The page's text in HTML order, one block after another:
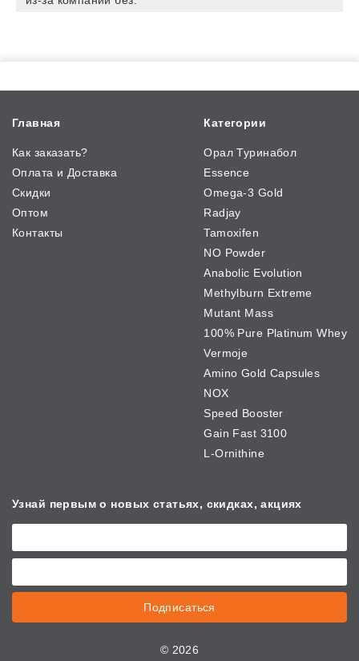
Главная
Как заказать?
Оплата и Доставка
Скидки
Оптом
Контакты
Категории
Орал Туринабол
Essence
Omega-3 Gold
Radjay
Tamoxifen
NO Powder
Anabolic Evolution
Methylburn Extreme
Mutant Mass
100% Pure Platinum Whey
Vermoje
Amino Gold Capsules
NOX
Speed Booster
Gain Fast 3100
L-Ornithine
Узнай первым о новых статьях, скидках, акциях
Подписаться
© 2026